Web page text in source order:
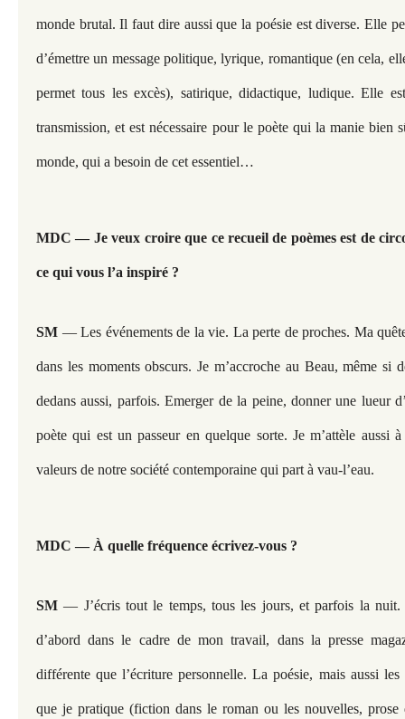
monde brutal. Il faut dire aussi que la poésie est diverse. Elle
d’émettre un message politique, lyrique, romantique (en cela,
permet tous les excès), satirique, didactique, ludique. Elle
transmission, et est nécessaire pour le poète qui la manie bien
monde, qui a besoin de cet essentiel…
MDC — Je veux croire que ce recueil de poèmes est de
ce qui vous l’a inspiré ?
SM — Les événements de la vie. La perte de proches. Ma
dans les moments obscurs. Je m’accroche au Beau, même si
dedans aussi, parfois. Emerger de la peine, donner une lueur
poète qui est un passeur en quelque sorte. Je m’attèle aussi
valeurs de notre société contemporaine qui part à vau-l’eau.
MDC — À quelle fréquence écrivez-vous ?
SM— J’écris tout le temps, tous les jours, et parfois la nuit.
d’abord dans le cadre de mon travail, dans la presse
différente que l’écriture personnelle. La poésie, mais aussi les
que je pratique (fiction dans le roman ou les nouvelles, prose